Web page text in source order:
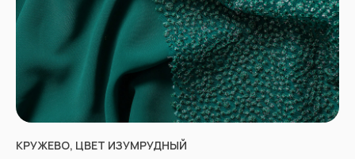
КРУЖЕВО, ЦВЕТ ИЗУМРУДНЫЙ